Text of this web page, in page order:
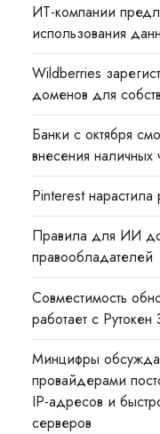
ИТ-компании
использования
Wildberries
доменов для
Банки с октября
внесения наличных
Pinterest
Правила для ИИ
правообладателей
Совместимость
работает с
Минцифры
провайдерами
IP-адресов и
серверов